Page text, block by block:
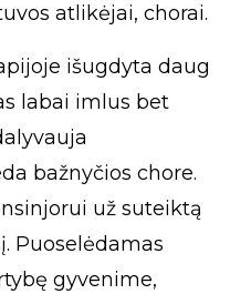
atlikėjai, chorai.
išugdyta daug
labai imlus bet
bažnyčios chore.
už suteiktą
Puoselėdamas
gyvenime,